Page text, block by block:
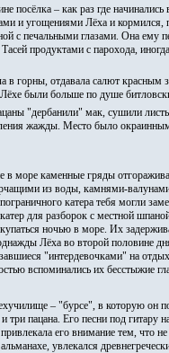
– как раз где
и угощениями Лёха и кормился,
с печальными глазами. Она ему
продуктами с парохода,
в горны, отдавала салют
были больше по душе
"дербанили" мак, сушили
жажды. Место было
море каменные гряды
из воды, камнями-
катера тебя могли
для разборок с местной
ночью в море. Их
Лёха во второй половине
"интердевочками" на
вспоминались их бесстыжие
– "бурсе", в которую он
три пацана. Его песни под
его внимание тем, что
увлекался